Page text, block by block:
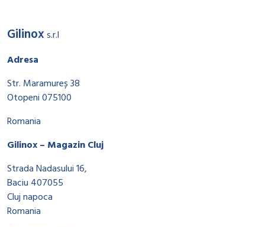
Gilinoxs.r.l
Adresa
Str. Maramureș 38
Otopeni 075100
Romania
Gilinox – Magazin Cluj
Strada Nadasului 16,
Baciu 407055
Cluj napoca
Romania